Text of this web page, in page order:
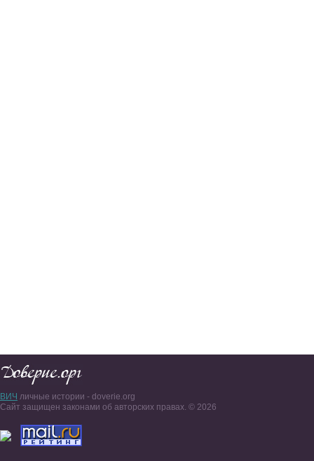
ВИЧ личные истории - doverie.org
Сайт защищен законами об авторских правах. © 2026